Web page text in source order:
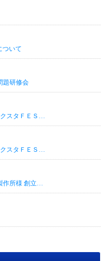
ついて
題研修会
スタＦＥＳ…
スタＦＥＳ…
作所様 創立…